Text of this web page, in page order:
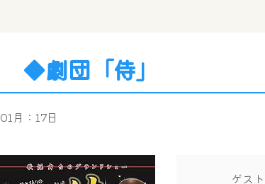
◆劇団「侍」
01月：17日
ゲスト